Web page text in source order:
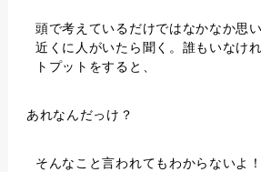
頭で考えているだけではなかなか思い
近くに人がいたら聞く。誰もいなけ
トプットをすると、
あれなんだっけ？
そんなこと言われてもわからないよ！